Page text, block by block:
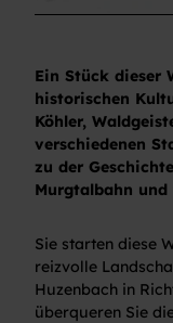
Ein Stück dieser
historischen
Köhler,
verschiedenen
zu der
Murgtalbahn und
Sie starten diese
reizvolle
Huzenbach in
überqueren Sie